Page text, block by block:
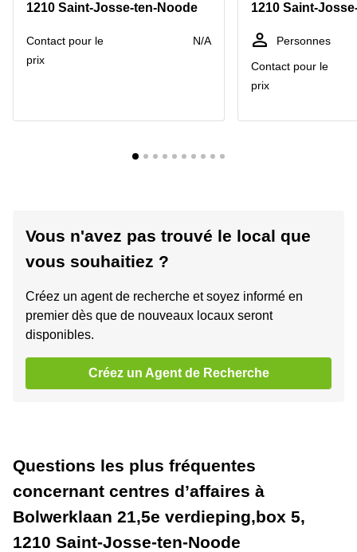
1210 Saint-Josse-ten-Noode
Contact pour le
prix
N/A
1210 Saint-
Personnes
Contact pour le
prix
Vous n'avez pas trouvé le local que
vous souhaitiez ?
Créez un agent de recherche et soyez informé en
premier dès que de nouveaux locaux seront
disponibles.
Créez un Agent de Recherche
Questions les plus fréquentes
concernant centres d’affaires à
Bolwerklaan 21,5e verdieping,box 5,
1210 Saint-Josse-ten-Noode